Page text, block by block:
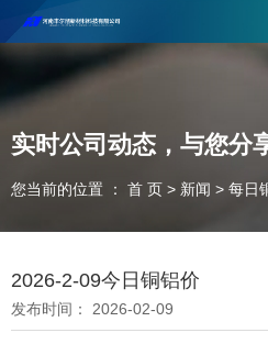
河南丰尔彻新材料科技有限公司欢迎
实时公司动态，与您分
您当前的位置 ： 首 页 > 新闻 > 每日
2026-2-09今日铜铝价
发布时间： 2026-02-09